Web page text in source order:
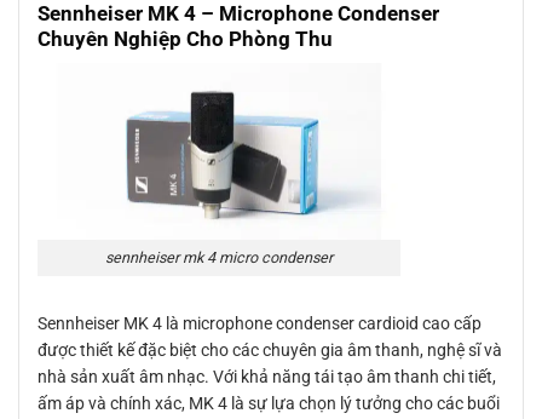
Sennheiser MK 4 – Microphone Condenser
Chuyên Nghiệp Cho Phòng Thu
sennheiser mk 4 micro condenser
Sennheiser MK 4 là microphone condenser cardioid cao cấp
được thiết kế đặc biệt cho các chuyên gia âm thanh, nghệ sĩ và
nhà sản xuất âm nhạc. Với khả năng tái tạo âm thanh chi tiết,
ấm áp và chính xác, MK 4 là sự lựa chọn lý tưởng cho các buổi